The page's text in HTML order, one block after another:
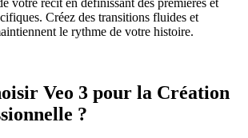
Créez des transitions fluides et
le rythme de votre histoire.
Veo 3 pour la Création
?